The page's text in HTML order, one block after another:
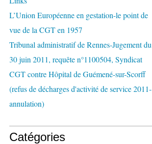
L’Union Européenne en gestation-le point de
vue de la CGT en 1957
Tribunal administratif de Rennes-Jugement du
30 juin 2011, requête n°1100504, Syndicat
CGT contre Hôpital de Guémené-sur-Scorff
(refus de décharges d'activité de service 2011-
annulation)
Catégories